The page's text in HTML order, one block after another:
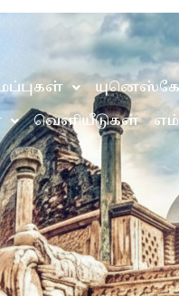
வெளியீடுகள்